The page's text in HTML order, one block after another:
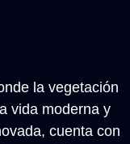
la vegetación
vida moderna y
cuenta con